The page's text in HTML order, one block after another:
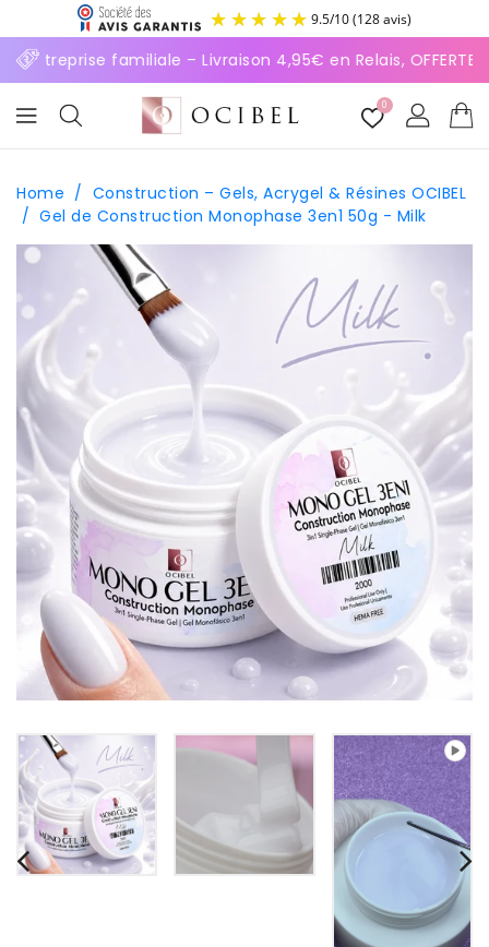
9.5/10
familiale – Livraison 4,95€ en Relais, OFFERTE
0
Home / Construction – Gels, Acrygel & Résines OCIBEL
/ Gel de Construction Monophase 3en1 50g - Milk